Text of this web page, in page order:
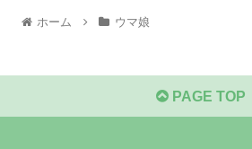
ホーム ウマ娘
PAGE TOP